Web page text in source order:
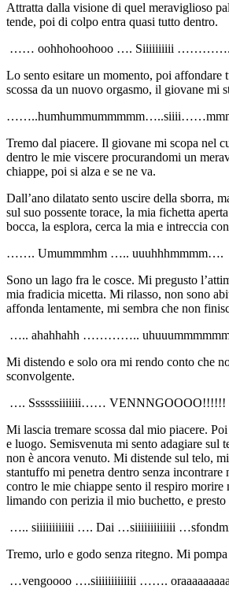
Attratta dalla visione di quel meraviglioso
tende, poi di colpo entra quasi tutto dentro.
…… oohhohoohooo …. Siiiiiiiiii ………….
Lo sento esitare un momento, poi
scossa da un nuovo orgasmo, il giovane mi
Tremo dal piacere. Il giovane mi scopa nel
dentro le mie viscere procurandomi un
chiappe, poi si alza e se ne va.
Dall’ano dilatato sento uscire della sborra,
sul suo possente torace, la mia fichetta
bocca, la esplora, cerca la mia e intreccia
……. Umummmhm ….. uuuhhhmmmm….
Sono un lago fra le cosce. Mi pregusto
mia fradicia micetta. Mi rilasso, non sono
affonda lentamente, mi sembra che non
….. ahahhahh …………..
Mi distendo e solo ora mi rendo conto che
sconvolgente.
…. Ssssssiiiiiii……
Mi lascia tremare scossa dal mio piacere.
e luogo. Semisvenuta mi sento adagiare
non è ancora venuto. Mi distende sul telo,
stantuffo mi penetra dentro senza
contro le mie chiappe sento il respiro
limando con perizia il mio buchetto, e presto
….. siiiiiiiiiiii …. Dai …siiiiiiiiiiiii
Tremo, urlo e godo senza ritegno. Mi
…vengoooo ….siiiiiiiiiiiii …….